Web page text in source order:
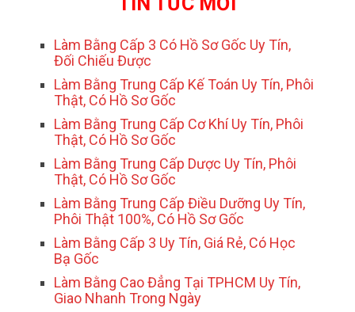
Làm Bằng Cấp 3 Có Hồ Sơ Gốc Uy Tín,
Đối Chiếu Được
Làm Bằng Trung Cấp Kế Toán Uy Tín, Phôi
Thật, Có Hồ Sơ Gốc
Làm Bằng Trung Cấp Cơ Khí Uy Tín, Phôi
Thật, Có Hồ Sơ Gốc
Làm Bằng Trung Cấp Dược Uy Tín, Phôi
Thật, Có Hồ Sơ Gốc
Làm Bằng Trung Cấp Điều Dưỡng Uy Tín,
Phôi Thật 100%, Có Hồ Sơ Gốc
Làm Bằng Cấp 3 Uy Tín, Giá Rẻ, Có Học
Bạ Gốc
Làm Bằng Cao Đẳng Tại TPHCM Uy Tín,
Giao Nhanh Trong Ngày